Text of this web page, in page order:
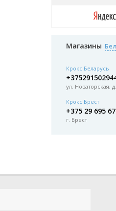
Магазины
Крокс Беларусь
ул. Новаторская,
Крокс Брест
+375 29 695
г. Брест